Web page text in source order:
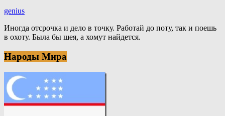
genius
Иногда отсрочка и дело в точку. Работай до поту, так и поешь
в охоту. Была бы шея, а хомут найдется.
Народы Мира